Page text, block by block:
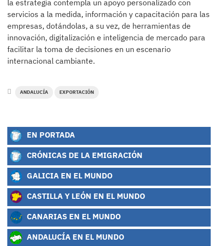
la estrategia contempla un apoyo personalizado con
servicios a la medida, información y capacitación para las
empresas, dotándolas, a su vez, de herramientas de
innovación, digitalización e inteligencia de mercado para
facilitar la toma de decisiones en un escenario
internacional cambiante.
ANDALUCÍA EXPORTACIÓN
EN PORTADA
CRÓNICAS DE LA EMIGRACIÓN
GALICIA EN EL MUNDO
CASTILLA Y LEÓN EN EL MUNDO
CANARIAS EN EL MUNDO
ANDALUCÍA EN EL MUNDO